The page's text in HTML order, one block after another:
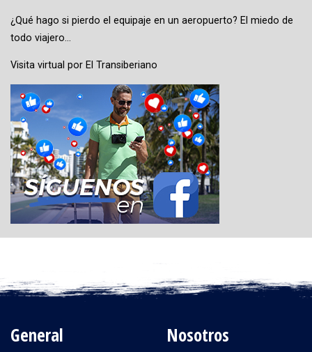
¿Qué hago si pierdo el equipaje en un aeropuerto? El miedo de
todo viajero…
Visita virtual por El Transiberiano
General Nosotros